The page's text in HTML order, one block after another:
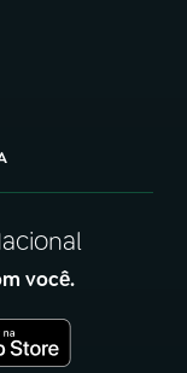
você.